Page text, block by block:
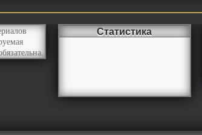
Статистика